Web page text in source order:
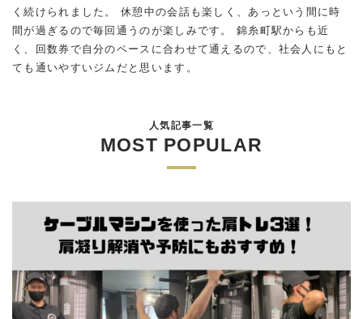
く続けられました。 休憩中の会話も楽しく、あっという間に時
間が過ぎるので毎回通うのが楽しみです。 錦糸町駅からも近
く、回数券で自分のペースに合わせて通えるので、社会人にもと
ても通いやすいジムだと思います。
人気記事一覧
MOST POPULAR